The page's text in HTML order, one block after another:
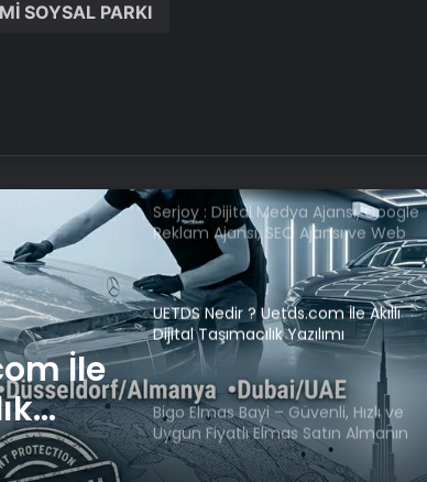
SOYSAL PARKI
UETDS Nedir ? Uetds.com İle Akıllı
Dijital Taşımacılık Yazılımı
Bigo Elmas Bayi – Güvenli, Hızlı ve
Uygun Fiyatlı Elmas Satın Almanın
Yeni Adresi
Datahost İle Güvenilir Sunucu
Hizmetleri